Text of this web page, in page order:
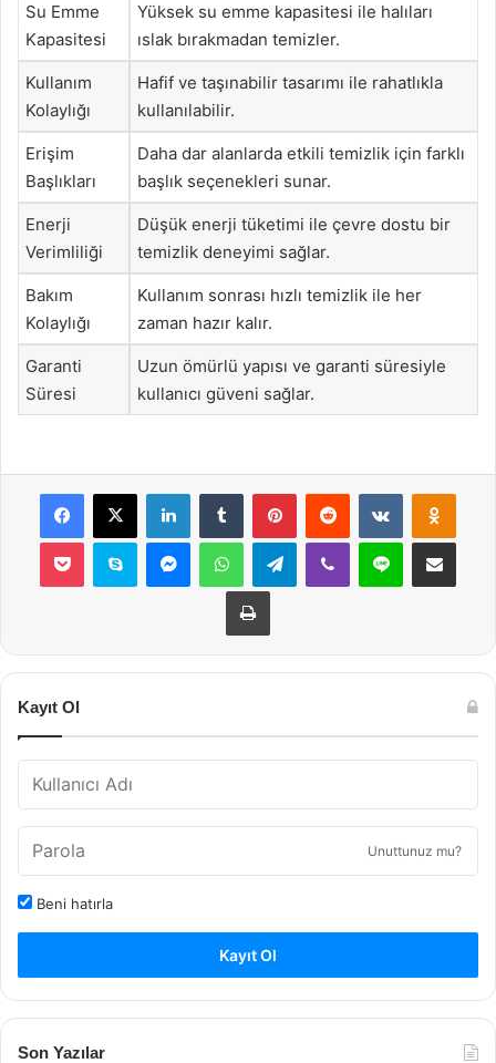
Su Emme
Kapasitesi
Yüksek su emme kapasitesi ile halıları
ıslak bırakmadan temizler.
Kullanım
Kolaylığı
Hafif ve taşınabilir tasarımı ile rahatlıkla
kullanılabilir.
Erişim
Başlıkları
Daha dar alanlarda etkili temizlik için farklı
başlık seçenekleri sunar.
Enerji
Verimliliği
Düşük enerji tüketimi ile çevre dostu bir
temizlik deneyimi sağlar.
Bakım
Kolaylığı
Kullanım sonrası hızlı temizlik ile her
zaman hazır kalır.
Garanti
Süresi
Uzun ömürlü yapısı ve garanti süresiyle
kullanıcı güveni sağlar.
Facebook
X LinkedInTumblr PinterestReddit VKontakte
Pocket Skype MessengerWhatsAppTelegramViber Line E-Posta ile
Yazdır
Kayıt Ol
Unuttunuz mu?
Beni hatırla
Kayıt Ol
Son Yazılar